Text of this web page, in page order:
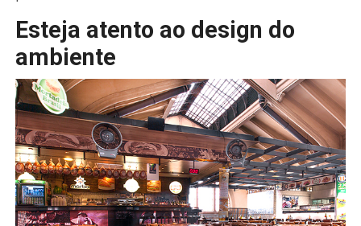
Esteja atento ao design do
ambiente